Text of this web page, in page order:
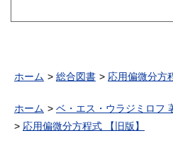
ホーム 総合図書 応用偏微分方
ホーム
ベ・エス・ウラジミロフ
応用偏微分方程式 【旧版】